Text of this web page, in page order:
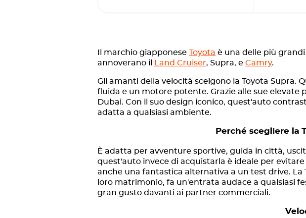
Il marchio giapponese Toyota è una delle più
annoverano il
Land Cruiser, Supra, e Camry.
Gli amanti della velocità scelgono la Toyota Supra.
fluida e un motore potente. Grazie alle sue
Dubai. Con il suo design iconico, quest'auto
adatta a qualsiasi ambiente.
Perché scegliere la
È adatta per avventure sportive, guida in città,
quest'auto invece di acquistarla è ideale per
anche una fantastica alternativa a un test drive. La
loro matrimonio, fa un'entrata audace a qualsiasi
gran gusto davanti ai partner commerciali.